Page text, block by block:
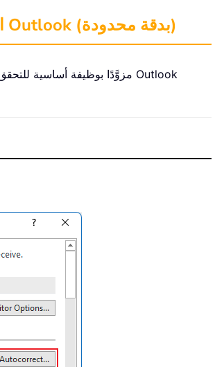
استخدام أداة التحقق من القواعد النحوية المدمجة في Outlook (بدقة محدودة)